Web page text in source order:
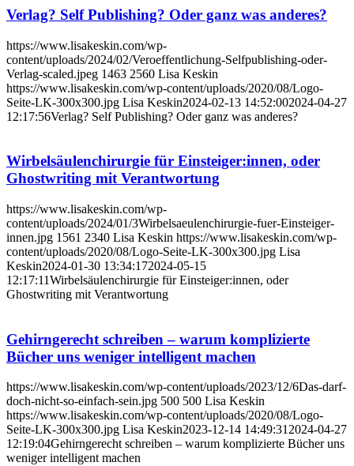
Verlag? Self Publishing? Oder ganz was anderes?
https://www.lisakeskin.com/wp-
content/uploads/2024/02/Veroeffentlichung-Selfpublishing-oder-
Verlag-scaled.jpeg 1463 2560 Lisa Keskin
https://www.lisakeskin.com/wp-content/uploads/2020/08/Logo-
Seite-LK-300x300.jpg Lisa Keskin2024-02-13 14:52:002024-04-27
12:17:56Verlag? Self Publishing? Oder ganz was anderes?
Wirbelsäulenchirurgie für Einsteiger:innen, oder
Ghostwriting mit Verantwortung
https://www.lisakeskin.com/wp-
content/uploads/2024/01/3Wirbelsaeulenchirurgie-fuer-Einsteiger-
innen.jpg 1561 2340 Lisa Keskin https://www.lisakeskin.com/wp-
content/uploads/2020/08/Logo-Seite-LK-300x300.jpg Lisa
Keskin2024-01-30 13:34:172024-05-15
12:17:11Wirbelsäulenchirurgie für Einsteiger:innen, oder
Ghostwriting mit Verantwortung
Gehirngerecht schreiben – warum komplizierte
Bücher uns weniger intelligent machen
https://www.lisakeskin.com/wp-content/uploads/2023/12/6Das-darf-
doch-nicht-so-einfach-sein.jpg 500 500 Lisa Keskin
https://www.lisakeskin.com/wp-content/uploads/2020/08/Logo-
Seite-LK-300x300.jpg Lisa Keskin2023-12-14 14:49:312024-04-27
12:19:04Gehirngerecht schreiben – warum komplizierte Bücher uns
weniger intelligent machen